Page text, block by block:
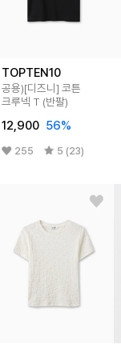
TOPTEN10
공용)[디즈니] 코튼
크루넥 T (반팔)
12,900 56%
255 5 (23)